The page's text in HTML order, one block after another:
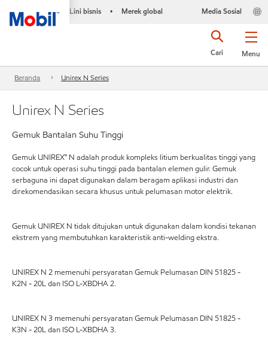
Lini bisnis • Merek global Media Sosial
Menu
Cari
Beranda Unirex N Series
Unirex N Series
Gemuk Bantalan Suhu Tinggi
Gemuk UNIREX™ N adalah produk kompleks litium berkualitas tinggi yang
cocok untuk operasi suhu tinggi pada bantalan elemen gulir. Gemuk
serbaguna ini dapat digunakan dalam beragam aplikasi industri dan
direkomendasikan secara khusus untuk pelumasan motor elektrik.
Gemuk UNIREX N tidak ditujukan untuk digunakan dalam kondisi tekanan
ekstrem yang membutuhkan karakteristik anti-welding ekstra.
UNIREX N 2 memenuhi persyaratan Gemuk Pelumasan DIN 51825 -
K2N - 20L dan ISO L-XBDHA 2.
UNIREX N 3 memenuhi persyaratan Gemuk Pelumasan DIN 51825 -
K3N - 20L dan ISO L-XBDHA 3.